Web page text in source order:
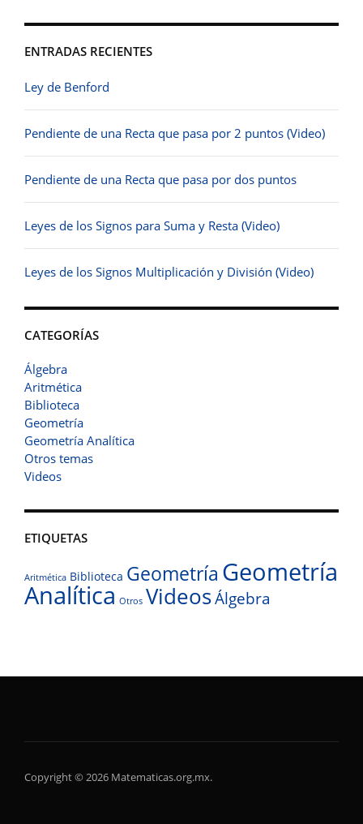
ENTRADAS RECIENTES
Ley de Benford
Pendiente de una Recta que pasa por 2 puntos (Video)
Pendiente de una Recta que pasa por dos puntos
Leyes de los Signos para Suma y Resta (Video)
Leyes de los Signos Multiplicación y División (Video)
CATEGORÍAS
Álgebra
Aritmética
Biblioteca
Geometría
Geometría Analítica
Otros temas
Videos
ETIQUETAS
Aritmética Biblioteca Geometría Geometría
Analítica Otros VideosÁlgebra
Copyright © 2026 Matematicas.org.mx.